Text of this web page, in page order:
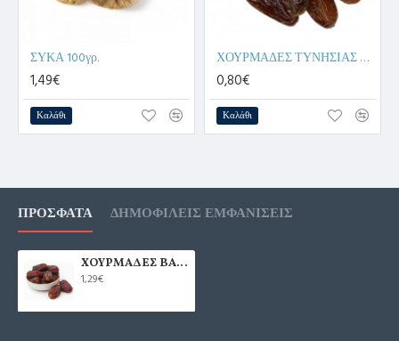
ΣΥΚΑ 100γρ.
1,49€
Καλάθι
ΧΟΥΡΜΑΔΕΣ ΤΥΝΗΣΙΑΣ ΑΠΥΡΗΝΟΙ 100γρ.
0,80€
Καλάθι
ΠΡΌΣΦΑΤΑ ΔΗΜΟΦΙΛΕΊΣ ΕΜΦΑΝΊΣΕΙΣ
ΧΟΥΡΜΑΔΕΣ ΒΑΣΙΛΙΚΟΙ ΜΕ ΚΟΥΚΟΥΤΣΙ 100γρ.
1,29€